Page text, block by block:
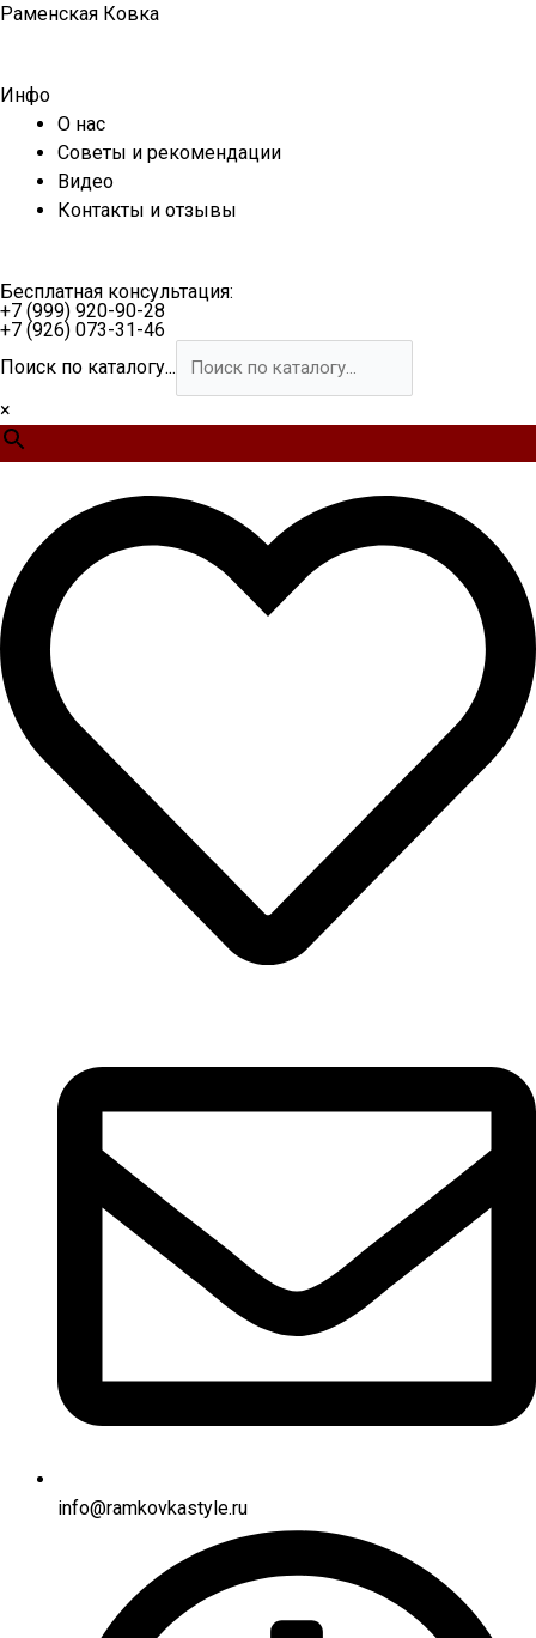
Перейти
Раменская Ковка
Инфо
О нас
Советы и рекомендации
Видео
Контакты и отзывы
Бесплатная консультация:
+7 (999) 920-90-28
+7 (926) 073-31-46
Поиск по каталогу...
×
info@ramkovkastyle.ru